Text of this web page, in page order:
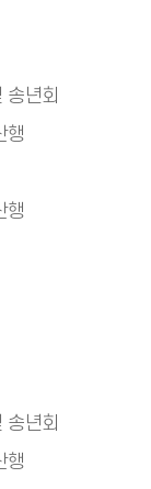
송년회
행
행
송년회
행